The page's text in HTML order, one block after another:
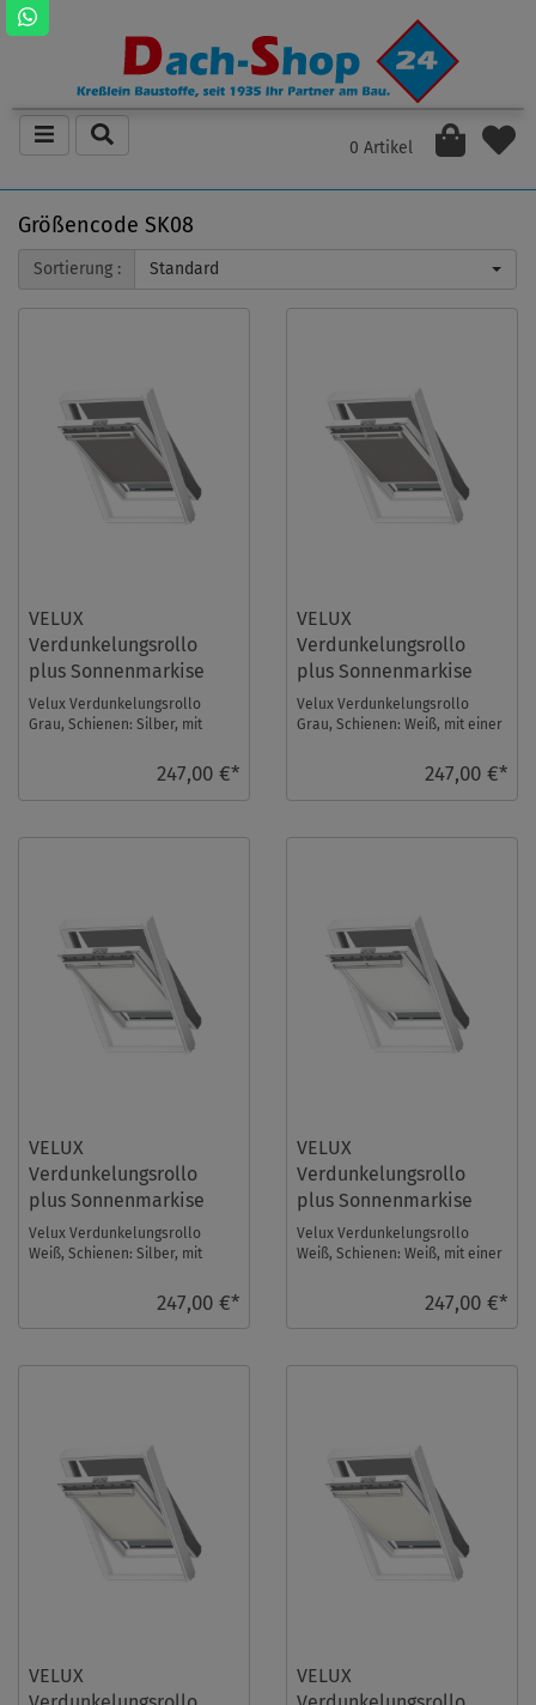
0 Artikel
Größencode SK08
Sortierung : Standard
VELUX
Verdunkelungsrollo
plus Sonnenmarkise
DOP SK08 0705S
Velux Verdunkelungsrollo
Grau, Schienen: Silber, mit
Fenstergröße: SK0 ...247,00 €*
VELUX
Verdunkelungsrollo
plus Sonnenmarkise
DOP SK08 0705SWL
Velux Verdunkelungsrollo
Grau, Schienen: Weiß, mit einer
Fenstergröße: SK08 ...247,00 €*
VELUX
Verdunkelungsrollo
plus Sonnenmarkise
DOP SK08 1025S
Velux Verdunkelungsrollo
Weiß, Schienen: Silber, mit
247,00 €*
VELUX
Verdunkelungsrollo
plus Sonnenmarkise
DOP SK08 1025SWL
Velux Verdunkelungsrollo
Weiß, Schienen: Weiß, mit einer
Fenstergröße: SK0 ...247,00 €*
VELUX
VELUX